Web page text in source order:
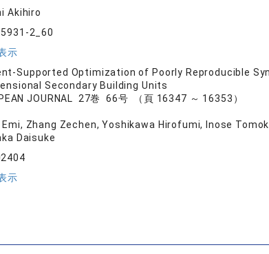
Akihiro
2_60
示
Supported Optimization of Poorly Reproducible
Secondary Building Units
JOURNAL 27巻 66号 （頁 16347 ～ 16353）
Zhang Zechen, Yoshikawa Hirofumi, Inose
Daisuke
示